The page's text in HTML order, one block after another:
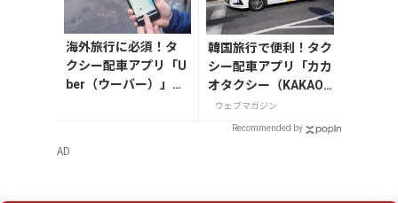
海外旅行に必須！タ
クシー配車アプリ「U
ber（ウーバー）」の
韓国旅行で便利！タク
シー配車アプリ「カカ
オタクシー（KAKAO
T）」の登録・利用方
ウェブマガジン
Recommended by
AD